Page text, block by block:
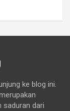
ke blog ini.
saduran dari